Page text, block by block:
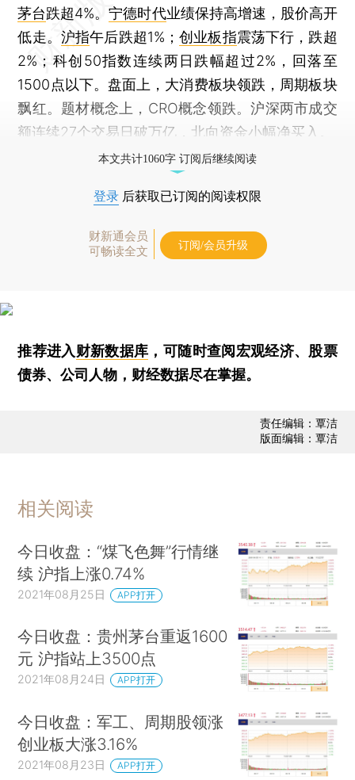
茅台跌超4%。宁德时代业绩保持高增速，股价高开
低走。 沪指午后跌超1%； 创业板指震荡下行，跌超
2%；科创50指数连续两日跌幅超过2%，回落至
1500点以下。盘面上，大消费板块领跌，周期板块
飘红。题材概念上，CRO概念领跌。沪深两市成交
额连续27个交易日破万亿，北向资金小幅净买入。
本文共计1060字 订阅后继续阅读
登录 后获取已订阅的阅读权限
财新通会员
可畅读全文
订阅/会员升级
推荐进入财新数据库 ，可随时查阅宏观经济、股票
债券、公司人物，财经数据尽在掌握。
责任编辑：覃洁
版面编辑：覃洁
相关阅读
今日收盘：“煤飞色舞”行情继
续 沪指上涨0.74%
2021年08月25日 APP打开
今日收盘：贵州茅台重返1600
元 沪指站上3500点
2021年08月24日 APP打开
今日收盘：军工、周期股领涨
创业板大涨3.16%
2021年08月23日 APP打开